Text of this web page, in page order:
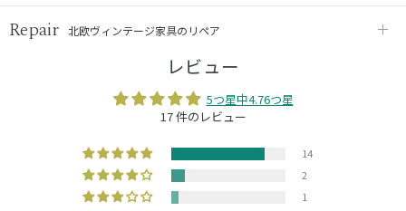
Repair 北欧ヴィンテージ家具のリペア
レビュー
5つ星中4.76つ星
17 件のレビュー
14
2
1